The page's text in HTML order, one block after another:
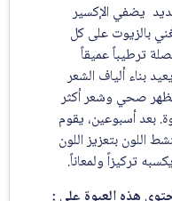
يضفي الإكسير
بالزيوت على كل
ترطيباً عميقاً
بناء ألياف الشعر
صحي وشعر أكثر
بعد أسبوعين، يقوم
اللون بتعزيز اللون
تركيزاً ولمعاناً.